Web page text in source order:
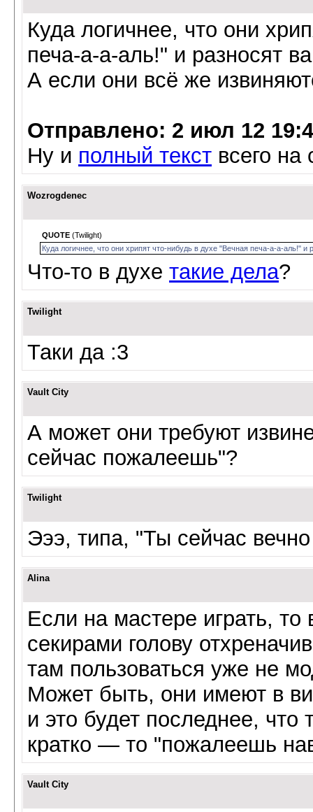
Куда логичнее, что они
печа-а-а-аль!" и разносят
А если они всё же
Отправлено: 2 июл 12
Ну и полный текст всего на
Wozrogdenec
QUOTE (Twilight)
Куда логичнее, что они хрипят что-нибудь в духе "Вечная печа-а-а-аль!" и
Что-то в духе такие дела?
Twilight
Таки да :3
Vault City
А может они требуют
сейчас пожалеешь"?
Twilight
Эээ, типа, "Ты сейчас
Alina
Если на мастере играть,
секирами голову
там пользоваться уже не
Может быть, они имеют в
и это будет последнее,
кратко — то "пожалеешь
Vault City